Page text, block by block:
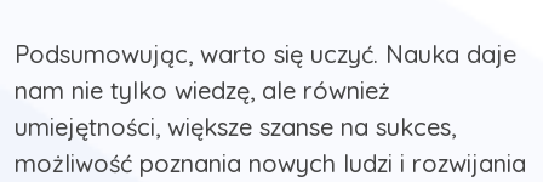
Podsumowując, warto się uczyć. Nauka daje
nam nie tylko wiedzę, ale również
umiejętności, większe szanse na sukces,
możliwość poznania nowych ludzi i rozwijania